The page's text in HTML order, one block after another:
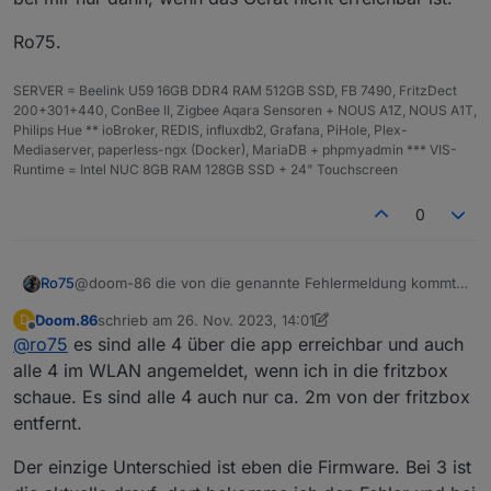
signed_1696901068257.bin
http://download.tplinkcloud.com/Tapo_C210v2_en_1.3.
7_Build_230823_Rel.55314n_up_boot-
signed_1697008041834.bin
http://download.tplinkcloud.com/Tapo_C210v2_en_1.3.
7_Build_230823_Rel.55314n_up_boot-
http://download.tplinkcloud.com/Tapo_C210v2_en_1.3.
http://download.tplinkcloud.com/Tapo_C210v2_en_1.3.
signed_1697438277951.bin
http://download.tplinkcloud.com/Tapo_C210v2_en_1.3.
7_Build_230823_Rel.55314n_up_boot-
signed_1697442790097.bin
http://download.tplinkcloud.com/Tapo_C210v2_en_1.3.
http://download.tplinkcloud.com/Tapo_C210v2_en_1.3.
ich nicht aufgepasst und diese haben ein
Ro75.
SERVER = Beelink U59 16GB DDR4 RAM 512GB SSD, FB 7490, FritzDect
200+301+440, ConBee II, Zigbee Aqara Sensoren + NOUS A1Z, NOUS A1T,
Philips Hue ** ioBroker, REDIS, influxdb2, Grafana, PiHole, Plex-
Mediaserver, paperless-ngx (Docker), MariaDB + phpmyadmin *** VIS-
Runtime = Intel NUC 8GB RAM 128GB SSD + 24" Touchscreen
0
Ro75@doom-86 die von die genannte Fehlermeldung kommt
Ro75.
D
Offline
Doom.86schrieb am 26. Nov. 2023, 14:01
zuletzt editiert von Doom.86
@ro75 es sind alle 4 über die app erreichbar und auch
alle 4 im WLAN angemeldet, wenn ich in die fritzbox
schaue. Es sind alle 4 auch nur ca. 2m von der fritzbox
entfernt.
Der einzige Unterschied ist eben die Firmware. Bei 3 ist